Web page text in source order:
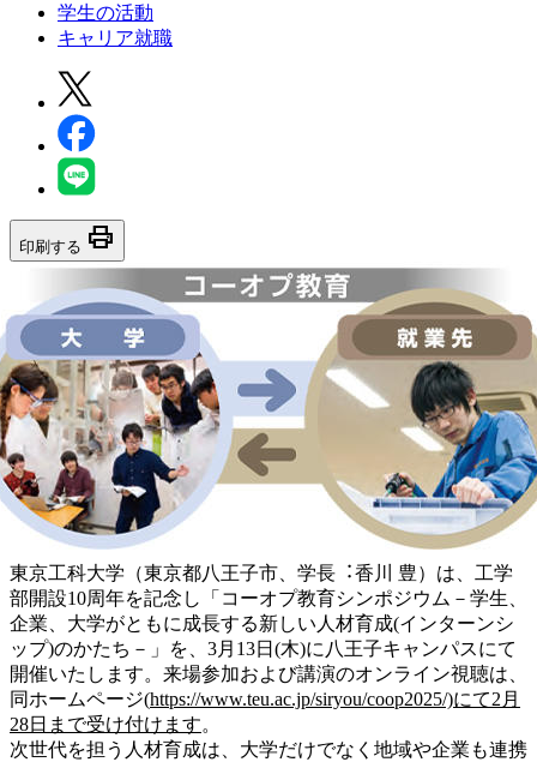
学生の活動
キャリア就職
印刷する print
東京⼯科⼤学（東京都⼋王⼦市、学⻑︓⾹川 豊）は、⼯学
部開設10周年を記念し「コーオプ教育シンポジウム－学⽣、
企業、⼤学がともに成⻑する新しい⼈材育成(インターンシ
ップ)のかたち－」を、3⽉13⽇(⽊)に⼋王⼦キャンパスにて
開催いたします。来場参加および講演のオンライン視聴は、
同ホームページ(https://www.teu.ac.jp/siryou/coop2025/)にて2⽉
28⽇まで受け付けます。
次世代を担う⼈材育成は、⼤学だけでなく地域や企業も連携